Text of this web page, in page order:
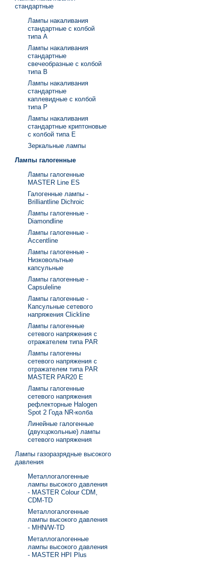
стандартные
Лампы накаливания
стандартные с колбой
типа А
Лампы накаливания
стандартные
свечеобразные с колбой
типа В
Лампы накаливания
стандартные
каплевидные с колбой
типа Р
Лампы накаливания
стандартные криптоновые
с колбой типа Е
Зеркальные лампы
Лампы галогенные
Лампы галогенные
MASTER Line ES
Галогенные лампы -
Brilliantline Dichroic
Лампы галогенные -
Diamondline
Лампы галогенные -
Accentline
Лампы галогенные -
Низковольтные
капсульные
Лампы галогенные -
Capsuleline
Лампы галогенные -
Капсульные сетевого
напряжения Clickline
Лампы галогенные
сетевого напряжения с
отражателем типа PAR
Лампы галогенны
сетевого напряжения с
отражателем типа PAR
MASTER PAR20 E
Лампы галогенные
сетевого напряжения
рефлекторные Halogen
Spot 2 Года NR-колба
Линейные галогенные
(двухцокольные) лампы
сетевого напряжения
Лампы газоразрядные высокого
давления
Металлогалогенные
лампы высокого давления
- MASTER Colour CDM,
CDM-TD
Металлогалогенные
лампы высокого давления
- MHN/W-TD
Металлогалогенные
лампы высокого давления
- MASTER HPI Plus